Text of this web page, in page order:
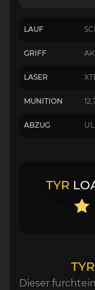
LAUF
GRIFF
LASER
MUNITION
ABZUG
TYR
TYR
Dieser